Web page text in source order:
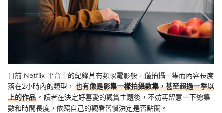
目前 Netflix 平台上的紀錄片有類似電影般，僅拍攝一集而內容長度
落在2小時內的類型， 也有像是影集一樣拍攝數集，甚至超過一季以
上的作品 。讀者在決定好喜愛的觀賞主題後，不妨再留意一下總集
數和時間長度，依照自己的觀看習慣決定是否點閱。